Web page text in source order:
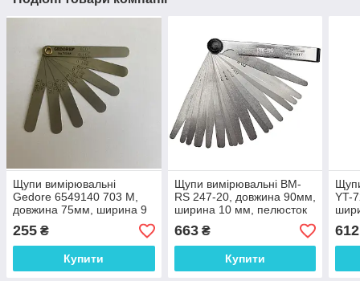
Щупи вимірювальні
Gedore 6549140 703 M,
довжина 75мм, ширина 9
мм, пелюсток 7шт від 0,10
до 0,50 мм, Німеччина
255 ₴
Купити
Щупи вимірювальні BM-
RS 247-20, довжина 90мм,
ширина 10 мм, пелюсток
20 шт від 0,05 до 1,00 мм,
Німеччина
663₴
Купити
YT-
0,5
612